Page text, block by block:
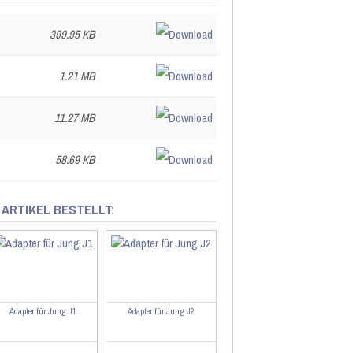
399.95 KB
1.21 MB
11.27 MB
58.69 KB
BESTELLT:
Adapter für Jung J1 Adapter für Jung J2